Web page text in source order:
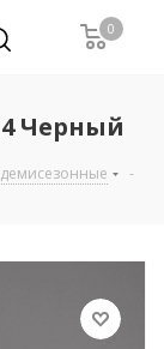
0
Черный
демисезонные
-